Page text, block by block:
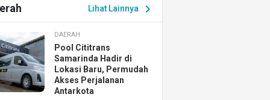
Lihat Lainnya chevron_right
DAERAH
Pool Cititrans
Samarinda Hadir di
Lokasi Baru, Permudah
Akses Perjalanan
Antarkota